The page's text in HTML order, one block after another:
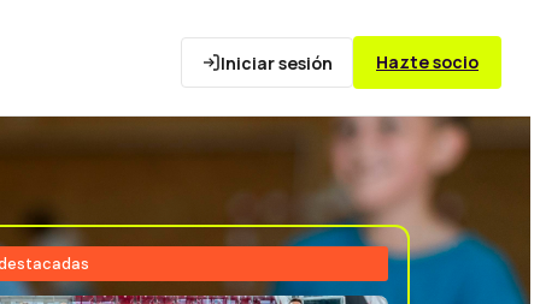
Iniciar sesión Hazte socio